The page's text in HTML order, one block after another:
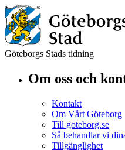
Göteborgs Stads tidning
Om oss och
Kontakt
Om Vårt Göteborg
Till goteborg.se
Så behandlar vi
Tillgänglighet